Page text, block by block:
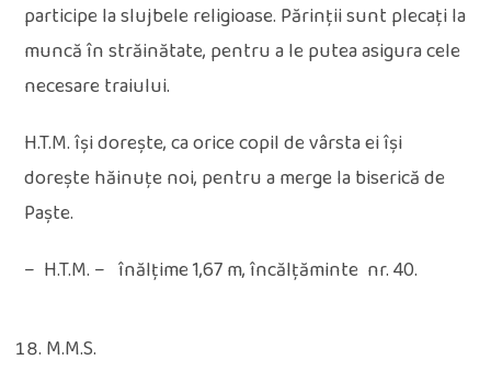
participe la slujbele religioase. Părinții sunt plecați la
muncă în străinătate, pentru a le putea asigura cele
necesare traiului.
H.T.M. își dorește, ca orice copil de vârsta ei își
dorește hăinuțe noi, pentru a merge la biserică de
Paște.
– H.T.M. – înălțime 1,67 m, încălțăminte nr. 40.
M.M.S.